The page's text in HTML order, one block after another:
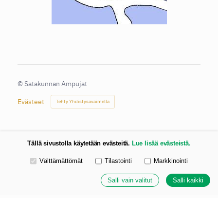
© Satakunnan Ampujat
Evästeet Tehty Yhdistysavaimella
Tällä sivustolla käytetään evästeitä. Lue lisää evästeistä.
Valitse käytettävät evästeet
Välttämättömät Tilastointi Markkinointi
Salli vain valitut Salli kaikki